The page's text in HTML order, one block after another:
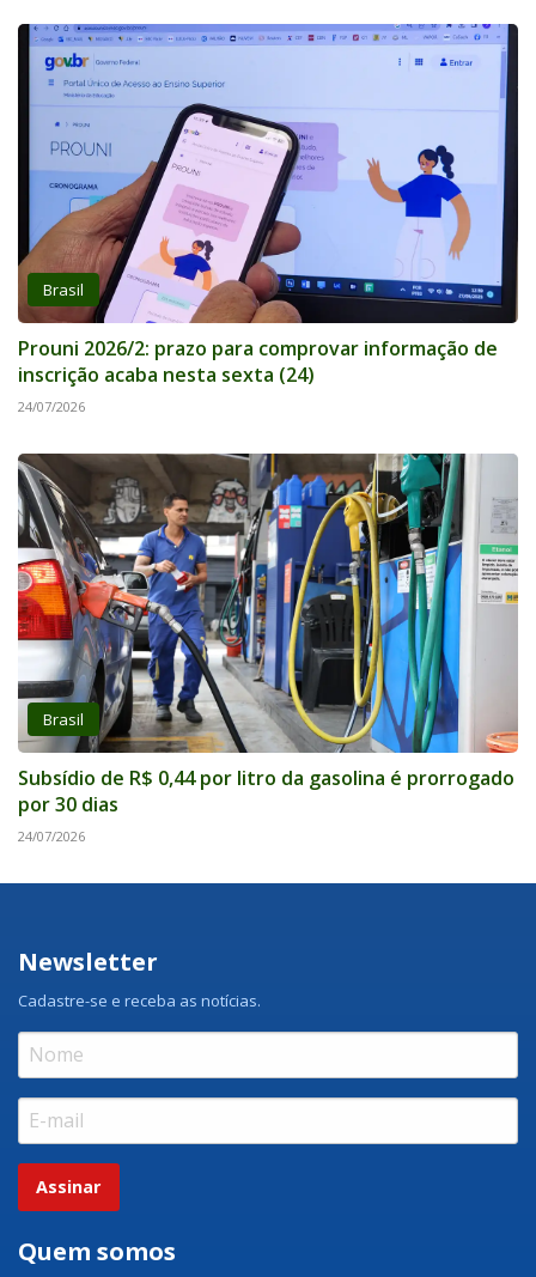
Brasil
Prouni 2026/2: prazo para comprovar informação de
inscrição acaba nesta sexta (24)
24/07/2026
Brasil
Subsídio de R$ 0,44 por litro da gasolina é prorrogado
por 30 dias
24/07/2026
Newsletter
Cadastre-se e receba as notícias.
Assinar
Quem somos